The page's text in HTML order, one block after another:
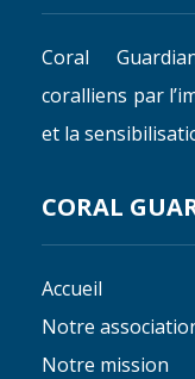
Coral
coralliens par
et la
CORAL
Accueil
Notre
Notre mission